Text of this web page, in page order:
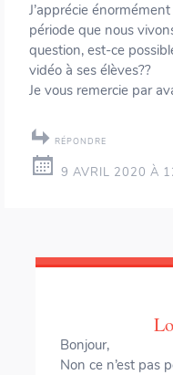
J’apprécie
période que nous
question, est-ce
vidéo à ses élèves??
Je vous remercie par
RÉPONDRE
9 AVRIL 2020 À
Bonjour,
Non ce n’est pas